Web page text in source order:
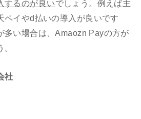
するのが良いでしょう。例えば主
ペイやd払いの導入が良いです
多い場合は、Amaozn Payの方が
社